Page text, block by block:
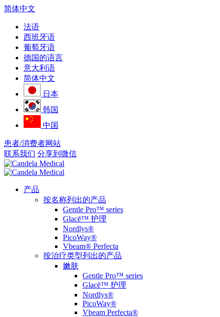
简体中文
法语
西班牙语
葡萄牙语
德国的语言
意大利语
简体中文
日本
韩国
中国
患者/消费者网站
联系我们 分享到微信
产品
按名称列出的产品
Gentle Pro™ series
Glacē™ 护理
Nordlys®
PicoWay®
Vbeam® Perfecta
按治疗类型列出的产品
嫩肤
Gentle Pro™ series
Glacē™ 护理
Nordlys®
PicoWay®
Vbeam Perfecta®